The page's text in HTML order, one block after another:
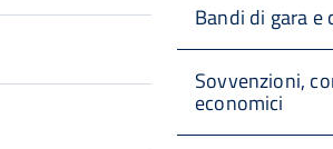
Bandi di gara e
Sovvenzioni,
economici